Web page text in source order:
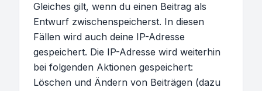
Gleiches gilt, wenn du einen Beitrag als
Entwurf zwischenspeicherst. In diesen
Fällen wird auch deine IP-Adresse
gespeichert. Die IP-Adresse wird weiterhin
bei folgenden Aktionen gespeichert:
Löschen und Ändern von Beiträgen (dazu